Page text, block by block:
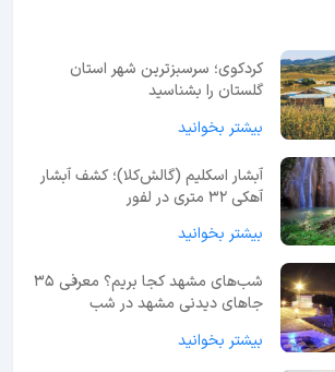
کردکوی؛ سرسبزترین شهر استان
گلستان را بشناسید
بیشتر بخوانید
آبشار اسکلیم (گالش‌کلا)؛ کشف آبشار
آهکی ۳۲ متری در لفور
بیشتر بخوانید
شب‌های مشهد کجا بریم؟ معرفی 35
جاهای دیدنی مشهد در شب
بیشتر بخوانید